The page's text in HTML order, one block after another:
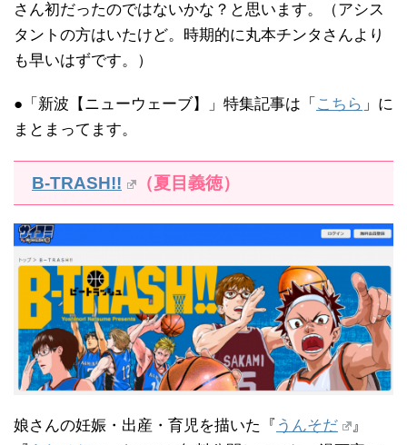
さん初だったのではないかな？と思います。（アシス
タントの方はいたけど。時期的に丸本チンタさんより
も早いはずです。）
●「新波【ニューウェーブ】」特集記事は「 こちら 」に
まとまってます。
B-TRASH!! （夏目義徳）
娘さんの妊娠・出産・育児を描いた『 うんそだ
』